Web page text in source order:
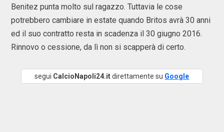
Benitez punta molto sul ragazzo. Tuttavia le cose
potrebbero cambiare in estate quando Britos avrà 30 anni
ed il suo contratto resta in scadenza il 30 giugno 2016.
Rinnovo o cessione, da lì non si scapperà di certo.
segui CalcioNapoli24.itdirettamente su Google